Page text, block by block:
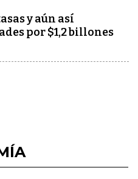
y aún así
por $1,2 billones